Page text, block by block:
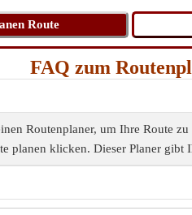
FAQ zum
Routenplaner, um Ihre Route
planen klicken. Dieser Planer gibt